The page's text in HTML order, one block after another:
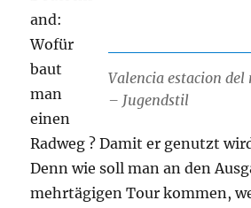
Valencia estacion
– Jugendstil
and:
Wofür
baut
man
einen
Radweg ? Damit er genutzt
Denn wie soll man an den
mehrtägigen Tour kommen,